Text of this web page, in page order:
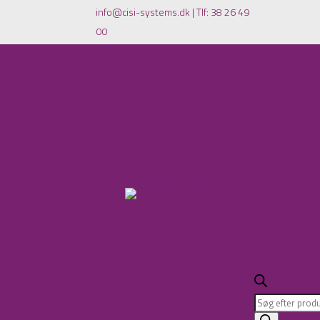
info@cisi-systems.dk |Tlf: 38 26 49
00
Products